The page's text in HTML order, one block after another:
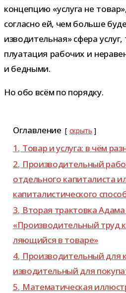
кон­цеп­цию «услуга не
согласно ей, чем больше
из­во­ди­тель­ная» сфера
плу­а­та­ция рабо­чих и
и бедными.
Но обо всём по порядку.
Оглавление скрыть
1. Товар и услуга: в чём
2. Производительный
отдель­ного капи­та­ли­ста
капи­та­ли­сти­че­ского
3. Вторая трак­товка
«Производительный труд
ля­ю­щийся в товаре»
4. Производительный для
из­во­ди­тель­ный для
5. Математическая